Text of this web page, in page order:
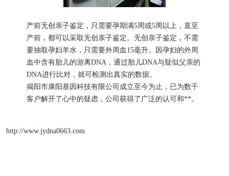
产前无创亲子鉴定，只需要孕期满5周或5周以上，直至
产前，都可以采取无创亲子鉴定。无创亲子鉴定，不需
要抽取孕妇羊水，只需要外周血15毫升。因孕妇的外周
血中含有胎儿的游离DNA，通过胎儿DNA与疑似父亲的
DNA进行比对，就可检测出真实的数据。
揭阳市康阳基因科技有限公司成立至今为止，已为数千
客户解开了心中的疑虑，公司获得了广泛的认可和**。
http://www.jydna0663.com